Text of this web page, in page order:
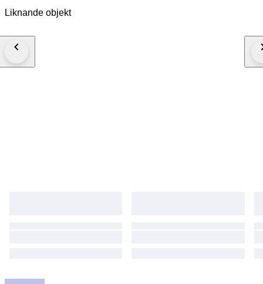
Liknande objekt